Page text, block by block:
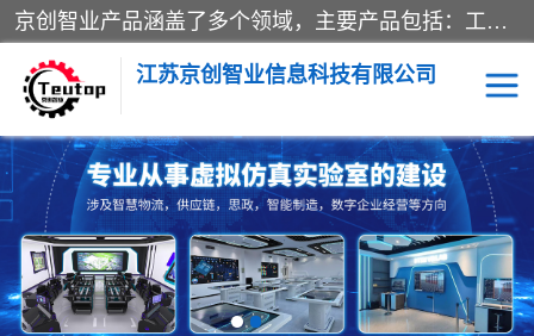
京创智业产品涵盖了多个领域，主要产品包括：工业4.0生产线解决方案，智慧物流综合实训室，教学设备与实验室建设，虚拟仿真实验室等。公司将秉持“创新、执着、诚信、共赢”的理念，以“将服务当作使命”为核心价值观，致力于为客户创造价值，与客户、合作伙伴和员工共同成长。
江苏京创智业信息科技有限公司
VR物流实训 低碳供应链
生产系统仿真 冷链物流
供应链管理 思政